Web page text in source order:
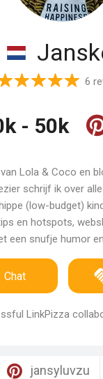
6
- 50k
Lola & Coco en
schrijf ik over
(low-budget)
en hotspots,
een snufje humor
Chat
LinkPizza
jansyluvzu